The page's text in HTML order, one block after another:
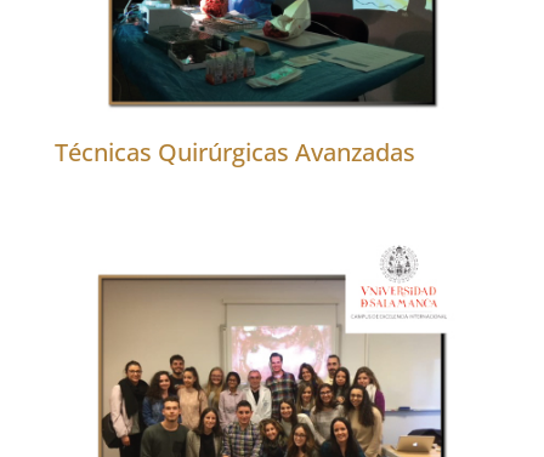
Técnicas Quirúrgicas Avanzadas